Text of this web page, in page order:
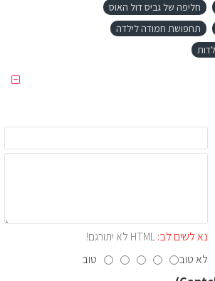
חליפה של גביס דול האוס
תחפושת חמודה לילדה
נא לשים לב:
לא טוב טוב